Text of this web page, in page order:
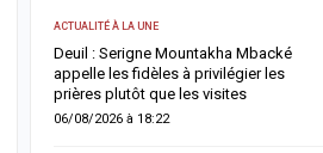
ACTUALITÉ À LA UNE
Deuil : Serigne Mountakha Mbacké
appelle les fidèles à privilégier les
prières plutôt que les visites
06/08/2026 à 18:22